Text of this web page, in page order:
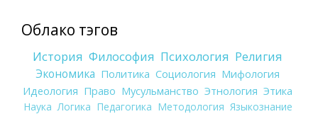
Облако тэгов
История Философия Психология Религия
Экономика Политика Социология Мифология
Идеология Право Мусульманство Этнология Этика
Наука Логика Педагогика Методология Языкознание